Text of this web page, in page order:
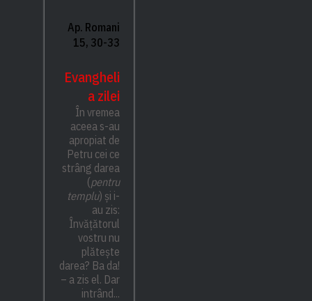
Ap. Romani
15, 30-33
Evangheli
a zilei
În vremea
aceea s-au
apropiat de
Petru cei ce
strâng darea
(pentru
templu) și i-
au zis:
Învățătorul
vostru nu
plătește
darea? Ba da!
– a zis el. Dar
intrând...